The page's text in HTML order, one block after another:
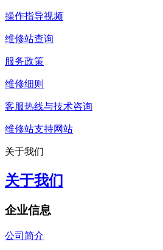
操作指导视频
维修站查询
服务政策
维修细则
客服热线与技术咨询
维修站支持网站
关于我们
关于我们
企业信息
公司简介